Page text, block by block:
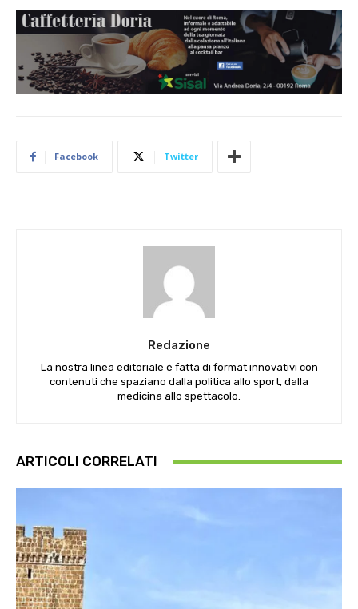
Facebook Twitter
Redazione
La nostra linea editoriale è fatta di format innovativi con
contenuti che spaziano dalla politica allo sport, dalla
medicina allo spettacolo.
ARTICOLI CORRELATI